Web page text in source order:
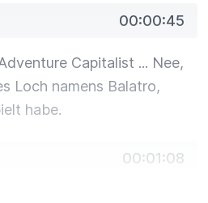
00:00:45
Capitalist ... Nee,
Loch namens Balatro,
habe.
00:01:08